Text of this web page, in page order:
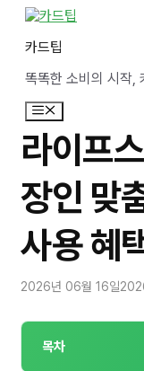
카드팁
똑똑한 소비의 시작,
메
뉴
라이프
장인 맞
사용 혜
2026년 06월 16일
목차